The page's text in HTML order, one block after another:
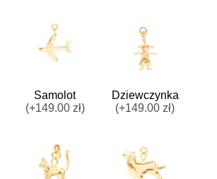
Samolot
(+149.00 zł)
Dziewczynka
(+149.00 zł)